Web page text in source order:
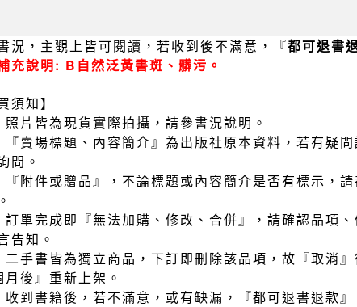
況，主觀上皆可閱讀，若收到後不滿意，『都可退書
充說明: B自然泛黃書斑、髒污。
須知】
照片皆為現貨實際拍攝，請參書況說明。
『賣場標題、內容簡介』為出版社原本資料，若有疑
問。
『附件或贈品』，不論標題或內容簡介是否有標示，
訂單完成即『無法加購、修改、合併』，請確認品項
告知。
二手書皆為獨立商品，下訂即刪除該品項，故『取消
後』重新上架。
收到書籍後，若不滿意，或有缺漏，『都可退書退款』